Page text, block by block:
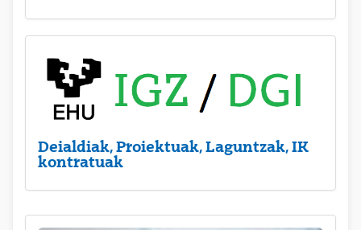
Deialdiak, Proiektuak, Laguntzak, IK
kontratuak